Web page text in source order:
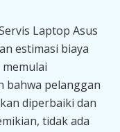
Laptop Asus
estimasi biaya
bahwa pelanggan
diperbaiki dan
tidak ada